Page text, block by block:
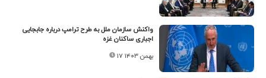
واکنش سازمان ملل به طرح ترامپ درباره جابجایی
اجباری ساکنان غزه
۱۷ بهمن ۱۴۰۳